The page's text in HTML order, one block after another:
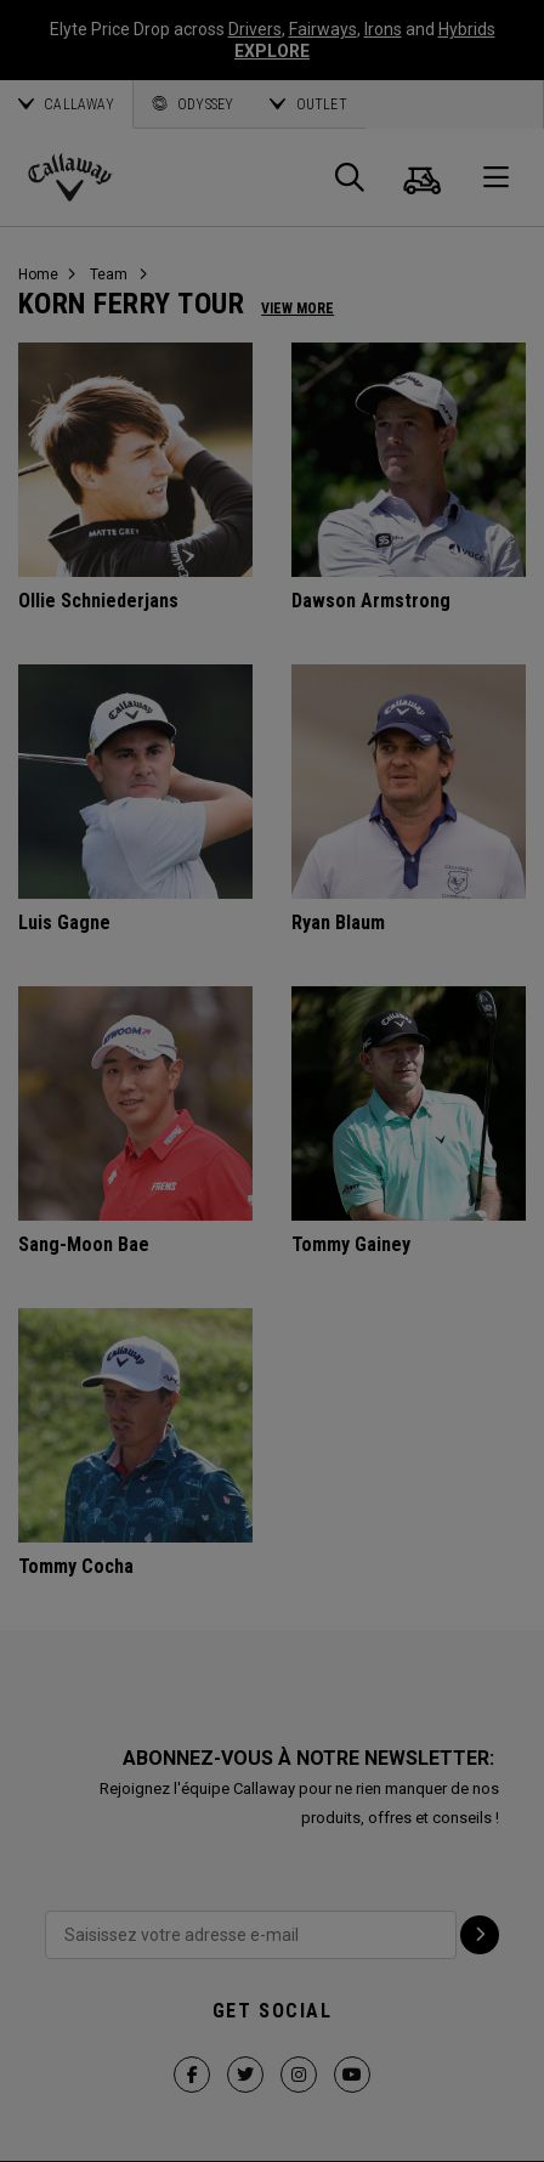
Elyte Price Drop across Drivers, Fairways, Irons and Hybrids
EXPLORE
CALLAWAY ODYSSEY OUTLET
Callaway
Panier
Home Team
KORN FERRY TOUR VIEW MORE
Ollie Schniederjans Dawson Armstrong
Luis Gagne Ryan Blaum
Sang-Moon Bae Tommy Gainey
Tommy Cocha
ABONNEZ-VOUS À NOTRE NEWSLETTER:
Rejoignez l'équipe Callaway pour ne rien manquer de nos
produits, offres et conseils !
GET SOCIAL